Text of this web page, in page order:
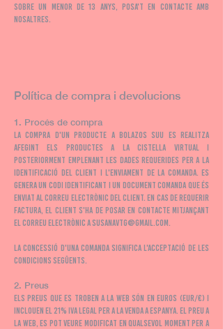
sobre un menor de 13 anys, posa't en contacte amb
nosaltres.
Política de compra i devolucions
1. Procés de compra
La compra d'un producte a Bolazos Suu es realitza
afegint els productes a la cistella virtual i
posteriorment emplenant les dades requerides per a la
identificació del client i l'enviament de la comanda. Es
genera un codi identificant i un document COMANDA que és
enviat al correu electrònic del client. En cas de requerir
factura, el client s'ha de posar en contacte mitjançant
el correu electrònic asusanavtg@gmail.com.
La concessió d'una comanda significa l'acceptació de les
condicions següents.
2. Preus
Els preus que es troben a la web són en euros (EUR/€) i
inclouen el 21% IVA legal per a la venda a Espanya. El preu a
la web, es pot veure modificat en qualsevol moment per a